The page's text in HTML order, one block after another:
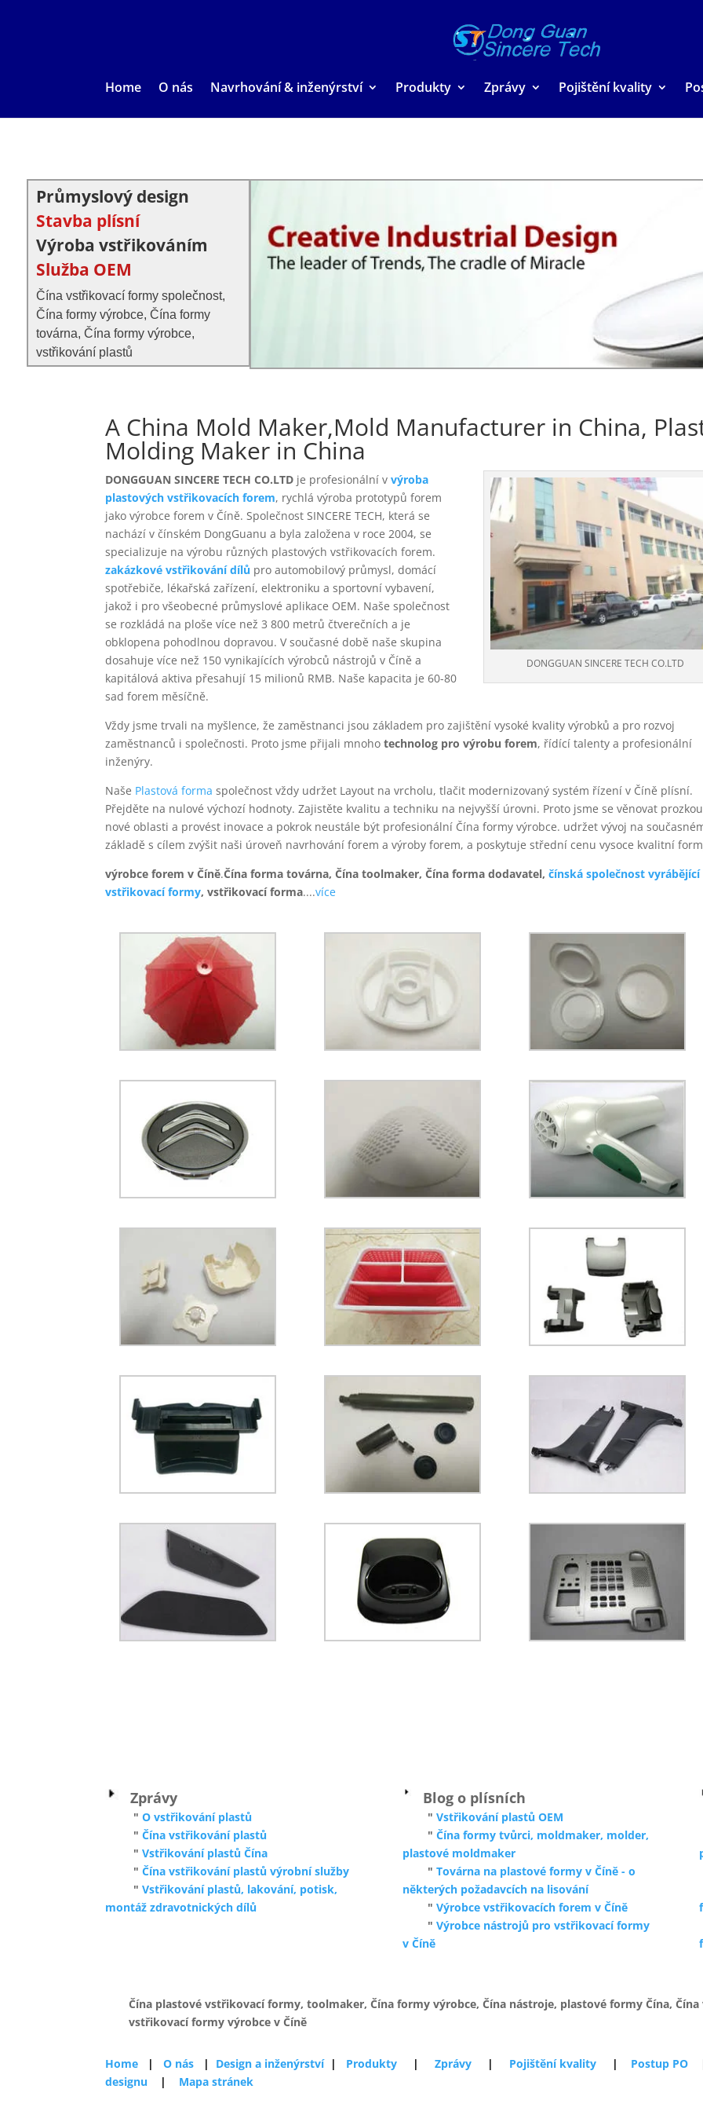
Home O nás Navrhování & inženýrství Produkty Zprávy Pojištění kvality
Průmyslový design
Stavba plísní
Výroba vstřikováním
Služba OEM
Čína vstřikovací formy společnost,
Čína formy výrobce, Čína formy
továrna, Čína formy výrobce,
vstřikování plastů
A China Mold Maker,Mold Manufacturer in China,
Molding Maker in China
DONGGUAN SINCERE TECH CO.LTD
DONGGUAN SINCERE TECH CO.LTD je profesionální vvýroba
plastových vstřikovacích forem, rychlá výroba prototypů forem
jako výrobce forem v Číně. Společnost SINCERE TECH, která se
nachází v čínském DongGuanu a byla založena v roce 2004, se
specializuje na výrobu různých plastových vstřikovacích forem.
zakázkové vstřikování dílů pro automobilový průmysl, domácí
spotřebiče, lékařská zařízení, elektroniku a sportovní vybavení,
jakož i pro všeobecné průmyslové aplikace OEM. Naše společnost
se rozkládá na ploše více než 3 800 metrů čtverečních a je
obklopena pohodlnou dopravou. V současné době naše skupina
dosahuje více než 150 vynikajících výrobců nástrojů v Číně a
kapitálová aktiva přesahují 15 milionů RMB. Naše kapacita je 60-80
sad forem měsíčně.
Vždy jsme trvali na myšlence, že zaměstnanci jsou základem pro zajištění vysoké kvality výrobků a pro rozvoj
zaměstnanců i společnosti. Proto jsme přijali mnohotechnolog pro výrobu forem, řídící talenty a profesionální
inženýry.
Naše Plastová forma společnost vždy udržet Layout na vrcholu, tlačit modernizovaný systém řízení v Číně plísní.
Přejděte na nulové výchozí hodnoty. Zajistěte kvalitu a techniku na nejvyšší úrovni. Proto jsme se věnovat
nové oblasti a provést inovace a pokrok neustále být profesionální Čína formy výrobce. udržet vývoj na
základě s cílem zvýšit naši úroveň navrhování forem a výroby forem, a poskytuje střední cenu vysoce kvalitní
výrobce forem v Číně.Čína forma továrna, Čína toolmaker, Čína forma dodavatel,čínská společnost vyrábějící
vstřikovací formy, vstřikovací forma....více
Zprávy
"O vstřikování plastů
"Čína vstřikování plastů
"Vstřikování plastů Čína
"Čína vstřikování plastů výrobní služby
"Vstřikování plastů, lakování, potisk,
montáž zdravotnických dílů
Blog o plísních
" Vstřikování plastů OEM
" Čína formy tvůrci, moldmaker, molder,
plastové moldmaker
" Továrna na plastové formy v Číně - o
některých požadavcích na lisování
" Výrobce vstřikovacích forem v Číně
" Výrobce nástrojů pro vstřikovací formy
v Číně
Čína plastové vstřikovací formy, toolmaker, Čína formy výrobce, Čína nástroje, plastové formy Čína,
vstřikovací formy výrobce v Číně
Home |O nás | Design a inženýrství| Produkty |Zprávy | Pojištění kvality | Postup PO
designu
| Mapa stránek